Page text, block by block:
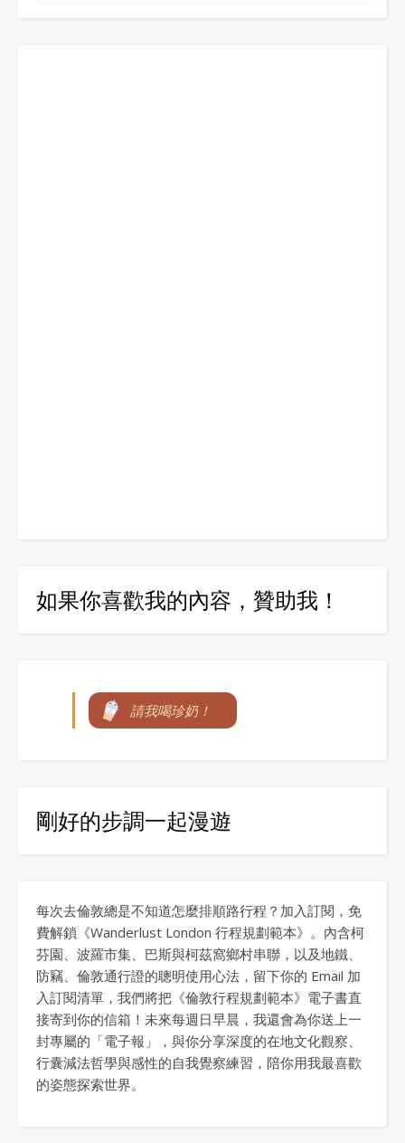
如果你喜歡我的內容，贊助我！
請我喝珍奶！
剛好的步調一起漫遊
每次去倫敦總是不知道怎麼排順路行程？加入訂閱，免
費解鎖《Wanderlust London 行程規劃範本》。內含柯
芬園、波羅市集、巴斯與柯茲窩鄉村串聯，以及地鐵、
防竊、倫敦通行證的聰明使用心法，留下你的 Email 加
入訂閱清單，我們將把《倫敦行程規劃範本》電子書直
接寄到你的信箱！未來每週日早晨，我還會為你送上一
封專屬的「電子報」，與你分享深度的在地文化觀察、
行囊減法哲學與感性的自我覺察練習，陪你用我最喜歡
的姿態探索世界。